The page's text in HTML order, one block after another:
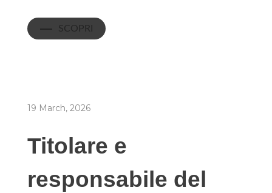
SCOPRI
19 March, 2026
Titolare e
responsabile del